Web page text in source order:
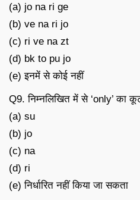
(a) jo na ri ge
(b) ve na ri jo
(c) ri ve na zt
(d) bk to pu jo
(e) इनमें से कोई नहीं
Q9. निम्नलिखित में से ‘only’ का
(a) su
(b) jo
(c) na
(d) ri
(e) निर्धारित नहीं किया जा सकता